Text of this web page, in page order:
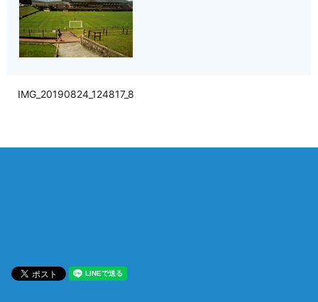
IMG_20190824_124817_8